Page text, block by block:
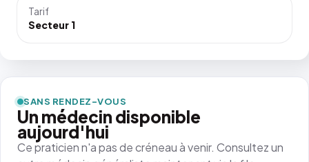
Tarif
Secteur 1
SANS RENDEZ-VOUS
Un médecin disponible
aujourd'hui
Ce praticien n'a pas de créneau à venir. Consultez un